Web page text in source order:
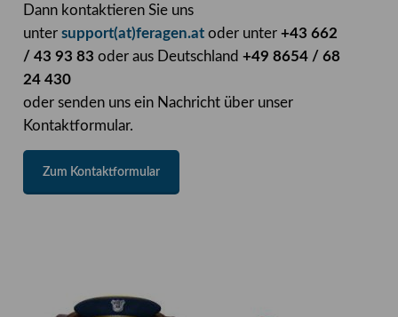
Dann kontaktieren Sie uns
untersupport(at)feragen.at oder unter+43 662
/ 43 93 83oder aus Deutschland+49 8654 / 68
24 430
oder senden uns ein Nachricht über unser
Kontaktformular.
Zum Kontaktformular